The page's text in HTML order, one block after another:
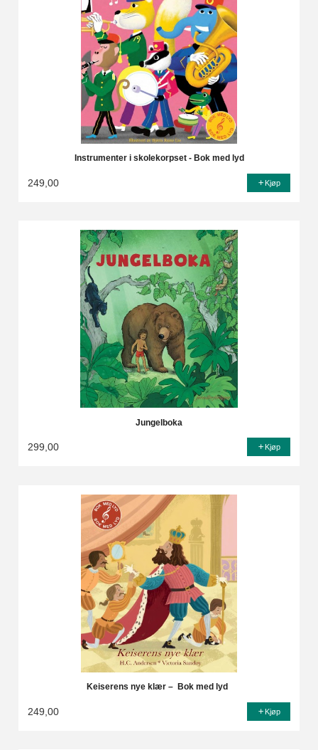
Instrumenter i skolekorpset - Bok med lyd
249,00 Kjøp
Jungelboka
299,00 Kjøp
Keiserens nye klær – Bok med lyd
249,00 Kjøp